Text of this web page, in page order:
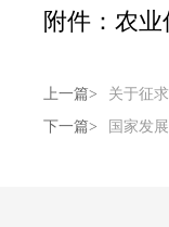
附件： 农业
上一篇>
关于征
下一篇>
国家发